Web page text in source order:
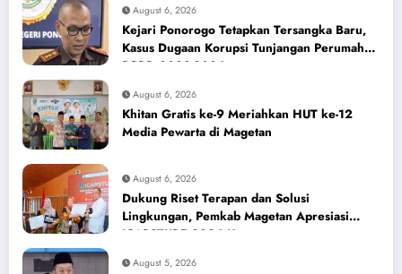
August 6, 2026
Kejari Ponorogo Tetapkan Tersangka Baru,
Kasus Dugaan Korupsi Tunjangan Perumahan
DPRD 2023-2026
August 6, 2026
Khitan Gratis ke-9 Meriahkan HUT ke-12
Media Pewarta di Magetan
August 6, 2026
Dukung Riset Terapan dan Solusi
Lingkungan, Pemkab Magetan Apresiasi
ICAPSTURE 2026 Unesa
August 5, 2026